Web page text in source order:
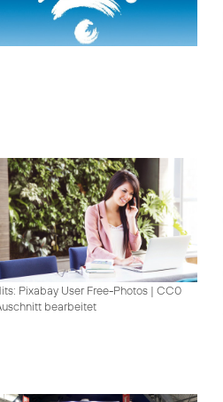
Pixabay User Free-Photos | CC0
bearbeitet